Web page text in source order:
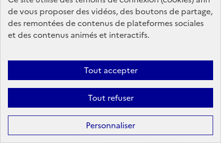
de vous proposer des vidéos, des boutons de partage,
des remontées de contenus de plateformes sociales
et des contenus animés et interactifs.
Tout accepter
Tout refuser
Personnaliser
20e édition du Printemps des poètes
Avec pour thème « l’Ardeur », le printemps des
poètes fête sa 20ème édition du 3 au 19 mars 2018.
15 février 2018